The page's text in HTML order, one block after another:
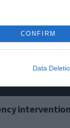
CONFIRM
Data